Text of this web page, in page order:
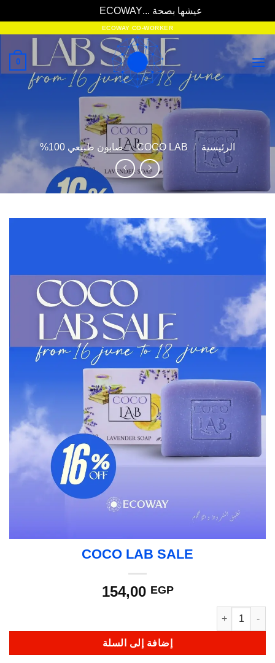
عيشها بصحة ...ECOWAY
للمحتوى
ECOWAY CO-WORKER
0
الرئيسية /
COCO LAB
/ صابون طبيعي 100%
COCO LAB SALE
154,00 EGP
إضافة إلى السلة